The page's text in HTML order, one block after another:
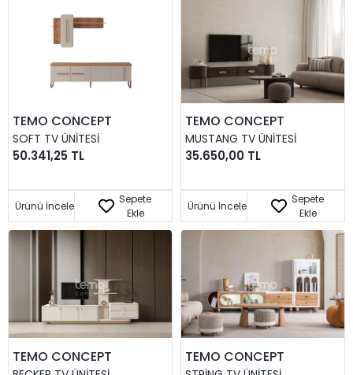
TEMO CONCEPT
SOFT TV ÜNITESI
50.341,25 TL
Sepete
Ekle
Ürünü İncele
TEMO CONCEPT
MUSTANG TV ÜNITESI
35.650,00 TL
Sepete
Ekle
Ürünü İncele
TEMO CONCEPT TEMO CONCEPT